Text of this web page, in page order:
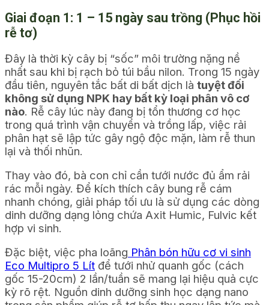
Giai đoạn 1: 1 – 15 ngày sau trồng (Phục hồi
rễ tơ)
Đây là thời kỳ cây bị “sốc” môi trường nặng nề
nhất sau khi bị rạch bỏ túi bầu nilon. Trong 15 ngày
đầu tiên, nguyên tắc bất di bất dịch là tuyệt đối
không sử dụng NPK hay bất kỳ loại phân vô cơ
nào. Rễ cây lúc này đang bị tổn thương cơ học
trong quá trình vận chuyển và trồng lấp, việc rải
phân hạt sẽ lập tức gây ngộ độc mặn, làm rễ thun
lại và thối nhũn.
Thay vào đó, bà con chỉ cần tưới nước đủ ẩm rải
rác mỗi ngày. Để kích thích cây bung rễ cám
nhanh chóng, giải pháp tối ưu là sử dụng các dòng
dinh dưỡng dạng lỏng chứa Axit Humic, Fulvic kết
hợp vi sinh.
Đặc biệt, việc pha loãng Phân bón hữu cơ vi sinh
Eco Multipro 5 Lít để tưới nhử quanh gốc (cách
gốc 15-20cm) 2 lần/tuần sẽ mang lại hiệu quả cực
kỳ rõ rệt. Nguồn dinh dưỡng sinh học dạng nano